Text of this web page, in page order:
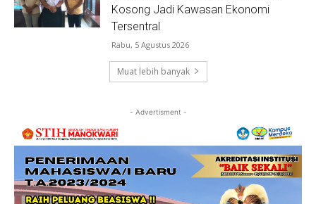
Kosong Jadi Kawasan Ekonomi
Tersentral
Rabu, 5 Agustus 2026
Muat lebih banyak
- Advertisment -